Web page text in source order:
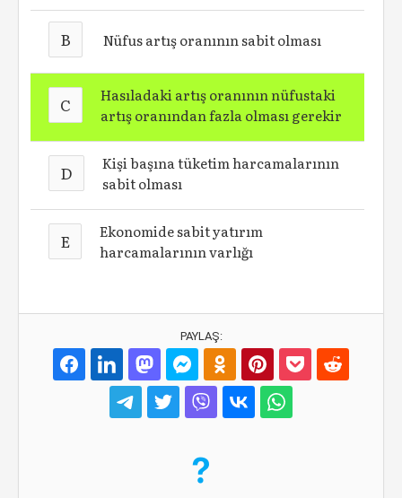
B Nüfus artış oranının sabit olması
C
Hasıladaki artış oranının nüfustaki
artış oranından fazla olması gerekir
D
Kişi başına tüketim harcamalarının
sabit olması
E
Ekonomide sabit yatırım
harcamalarının varlığı
PAYLAŞ: